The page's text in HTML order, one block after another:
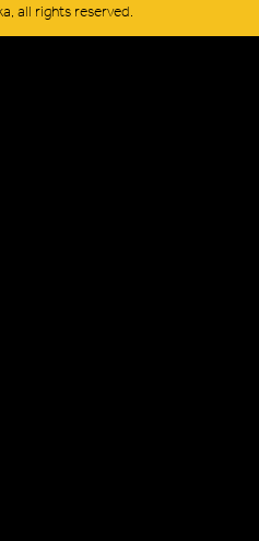
all rights reserved.